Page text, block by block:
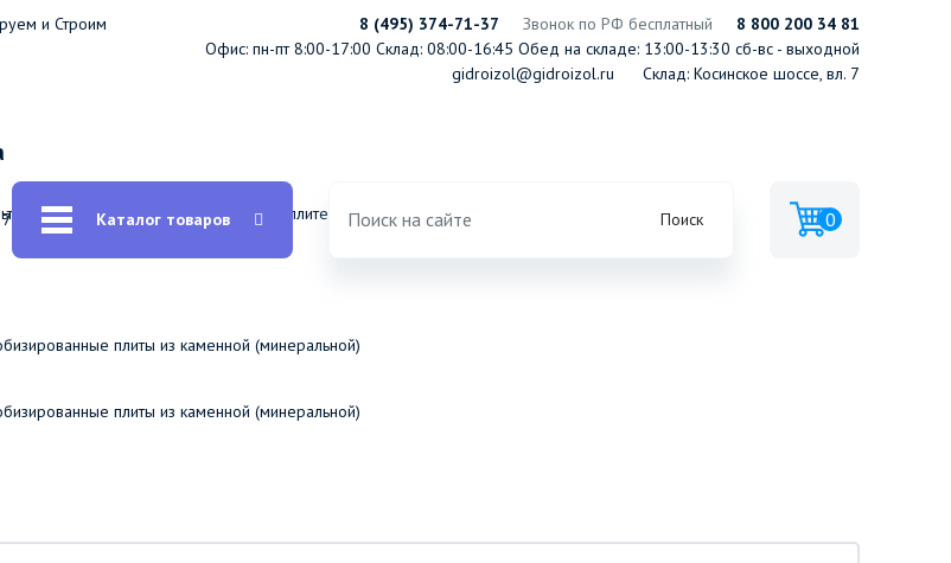
и Строим 8 (495) 374-71-37 Звонок по РФ бесплатный
8 800 200 34 81
Офис: пн-пт 8:00-17:00 Склад: 08:00-16:45 Обед на складе: 13:00-13:30 сб-вс - выходной
gidroizol@gidroizol.ru
Склад: Косинское шоссе, вл. 7
Каталог товаров Поиск 0
теплоизоляция: базальтовые утеплители / вата Технониколь
плиты из каменной (минеральной)
плиты из каменной (минеральной)